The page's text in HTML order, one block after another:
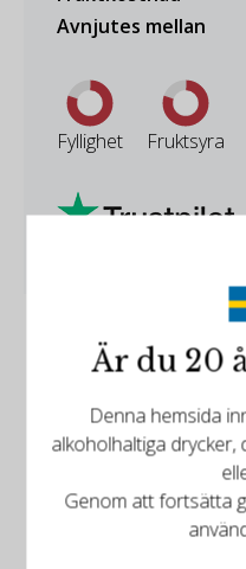
Avnjutes mellan
Fyllighet Fruktsyra
Är du 20
Denna hemsida
alkoholhaltiga
Genom att fortsätta